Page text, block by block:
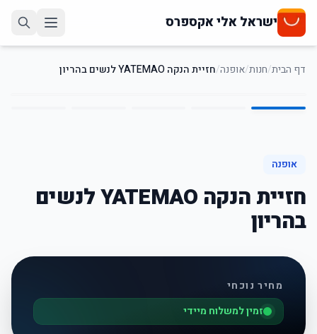
ישראל אלי אקספרס
דף הבית/חנות/אופנה/חזיית הנקה YATEMAO לנשים בהריון 1
/
5
אופנה
חזיית הנקה YATEMAO לנשים
בהריון
מחיר נוכחי
זמין למשלוח מיידי